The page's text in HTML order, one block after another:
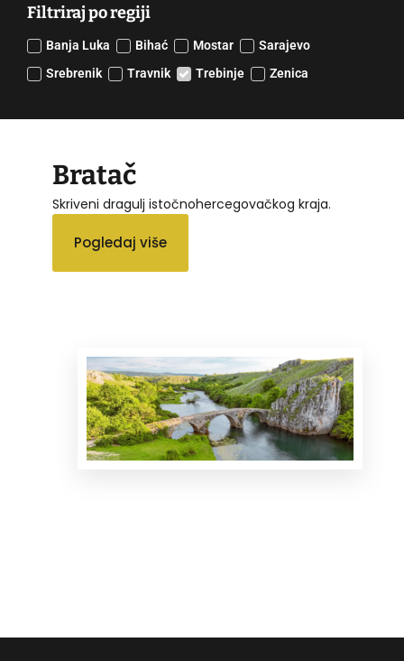
Filtriraj po regiji
Banja Luka Bihać Mostar
Sarajevo
Srebrenik
Travnik Trebinje Zenica
Bratač
Skriveni dragulj istočnohercegovačkog kraja.
Pogledaj više